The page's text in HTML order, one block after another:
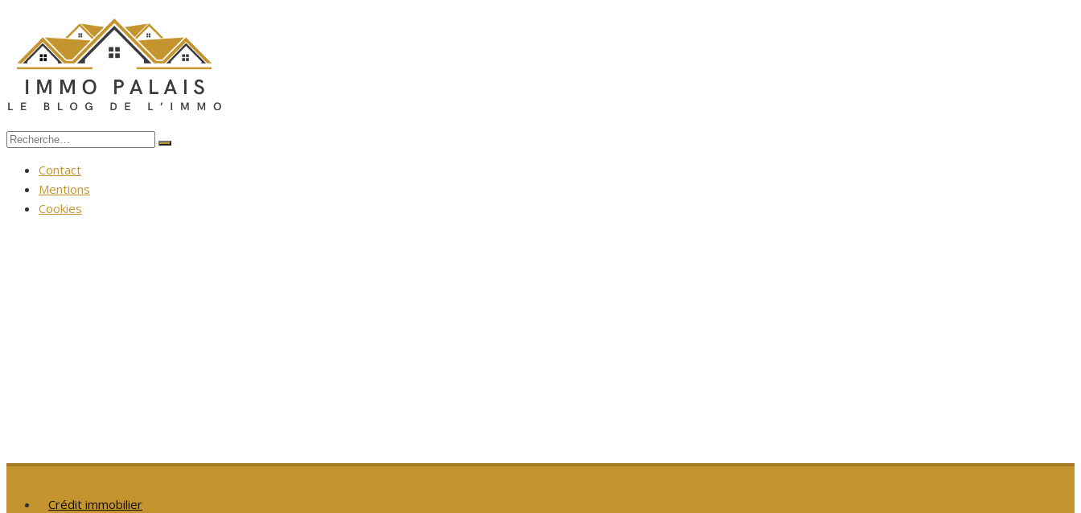
contenu
Recherche
Rechercher
Contact
Mentions
Cookies
Crédit immobilier